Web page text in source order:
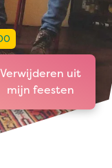
Verwijderen uit
mijn feesten